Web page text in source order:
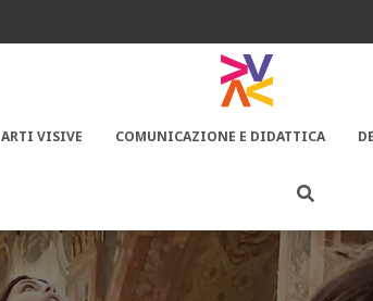
ARTI VISIVE COMUNICAZIONE E DIDATTICA